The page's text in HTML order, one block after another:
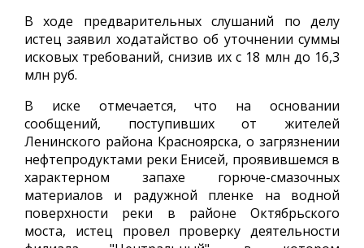
В ходе предварительных слушаний по делу
истец заявил ходатайство об уточнении суммы
исковых требований, снизив их с 18 млн до 16,3
млн руб.
В иске отмечается, что на основании
сообщений, поступивших от жителей
Ленинского района Красноярска, о загрязнении
нефтепродуктами реки Енисей, проявившемся в
характерном запахе горюче-смазочных
материалов и радужной пленке на водной
поверхности реки в районе Октябрьского
моста, истец провел проверку деятельности